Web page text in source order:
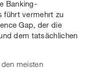
Banking-
führt vermehrt zu
Gap, der die
dem tatsächlichen
meisten